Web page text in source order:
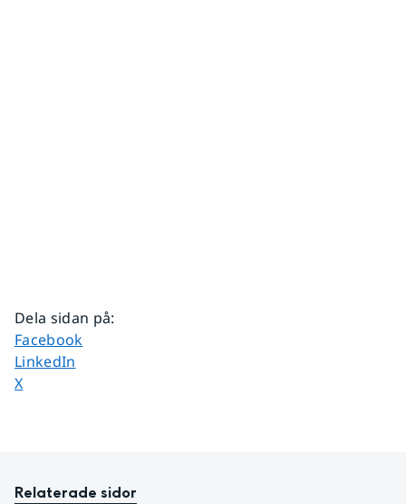
Dela sidan på:
Dela sidan på
Facebook
Dela sidan på
LinkedIn
Dela sidan på
X
Relaterade sidor